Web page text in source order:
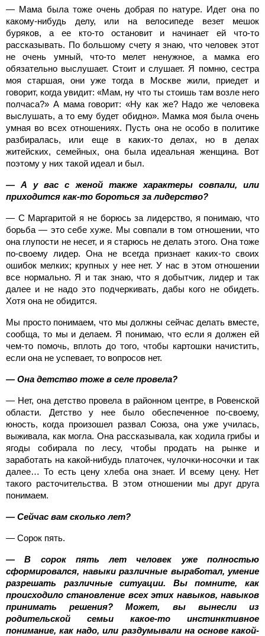
— Мама была тоже очень добрая по натуре. Идет она по
какому-нибудь делу, или на велосипеде везет мешок
буряков, а ее кто-то остановит и начинает ей что-то
рассказывать. По большому счету я знаю, что человек этот
не очень умный, что-то мелет ненужное, а мамка его
обязательно выслушает. Стоит и слушает. Я помню, сестра
моя старшая, они уже тогда в Москве жили, приедет и
говорит, когда увидит: «Мам, ну что ты стоишь там возле него
полчаса?» А мама говорит: «Ну как же? Надо же человека
выслушать, а то ему будет обидно». Мамка моя была очень
умная во всех отношениях. Пусть она не особо в политике
разбиралась, или еще в каких-то делах, но в делах
житейских, семейных, она была идеальная женщина. Вот
поэтому у них такой идеал и был.
— А у вас с женой также характеры совпали, или
приходится как-то бороться за лидерство?
— С Маргаритой я не борюсь за лидерство, я понимаю, что
борьба — это себе хуже. Мы совпали в том отношении, что
она глупости не несет, и я старюсь не делать этого. Она тоже
по-своему лидер. Она не всегда признает каких-то своих
ошибок мелких; крупных у нее нет. У нас в этом отношении
все нормально. Я и так знаю, что я добытчик, лидер и так
далее и не надо это подчеркивать, дабы кого не обидеть.
Хотя она не обидится.
Мы просто понимаем, что мы должны сейчас делать вместе,
сообща, то мы и делаем. Я понимаю, что если я должен ей
чем-то помочь, вплоть до того, чтобы картошки начистить,
если она не успевает, то вопросов нет.
— Она детство тоже в селе провела?
— Нет, она детство провела в районном центре, в Ровенской
области. Детство у нее было обеспеченное по-своему,
юность, когда произошел развал Союза, она уже училась,
выживала, как могла. Она рассказывала, как ходила грибы и
ягоды собирала по лесу, чтобы продать на рынке и
заработать на какой-нибудь платочек, чулочки-носочки и так
далее… То есть цену хлеба она знает. И всему цену. Нет
такого расточительства. В этом отношении мы друг друга
понимаем.
— Сейчас вам сколько лет?
— Сорок пять.
— В сорок пять лет человек уже полностью
сформировался, навыки различные выработал, умение
разрешать различные ситуации. Вы помните, как
происходило становление всех этих навыков, навыков
принимать решения? Может, вы вынесли из
родительской семьи какое-то инстинктивное
понимание, как надо, или раздумывали на основе какой-